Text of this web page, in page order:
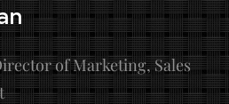
of Marketing, Sales